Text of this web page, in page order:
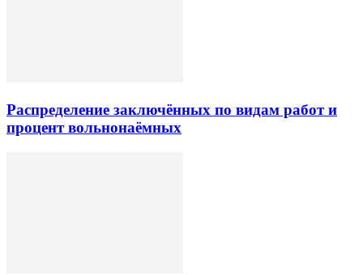
Распределение заключённых по видам работ и
процент вольнонаёмных